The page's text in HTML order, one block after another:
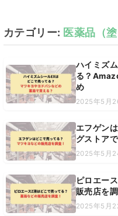
カテゴリー: 医薬品（塗
ハイミズ
る？
め
2025年5月
エフゲン
グストア
2025年5月
ピロエー
販売店を
2025年5月